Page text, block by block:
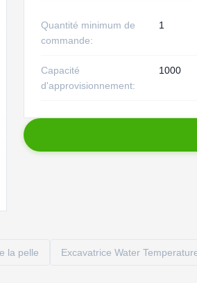
Quantité minimum de
commande:
1
Capacité
d'approvisionnement:
1000
la pelle Excavatrice Water